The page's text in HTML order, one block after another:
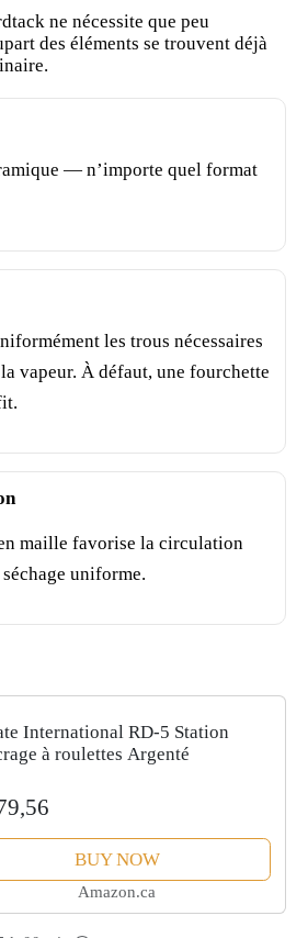
ne nécessite que peu
des éléments se trouvent déjà
— n’importe quel format
les trous nécessaires
vapeur. À défaut, une fourchette
maille favorise la circulation
uniforme.
International RD-5 Station
à roulettes Argenté
BUY NOW
Amazon.ca